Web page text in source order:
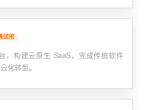
试用
，构建云原生 SaaS，完成传统软件
化转型。